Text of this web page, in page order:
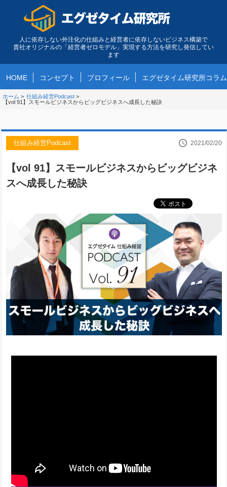
人に依存しない外注化の仕組みと経営者に依存しないビジネス構築で
貴社オリジナルの「経営者ゼロモデル」実現する方法を研究し発信してい
ます
HOME コンセプト プロフィール エグゼタイム研究所コラム
ホーム > 仕組み経営Podcast >
【vol 91】スモールビジネスからビッグビジネスへ成長した秘訣
仕組み経営Podcast 2021/02/20
【vol 91】スモールビジネスからビッグビジネ
スへ成長した秘訣